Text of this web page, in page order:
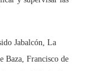
Jabalcón, La
Baza, Francisco de